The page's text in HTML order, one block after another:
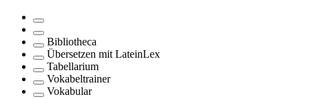
Bibliotheca
Übersetzen mit LateinLex
Tabellarium
Vokabeltrainer
Vokabular